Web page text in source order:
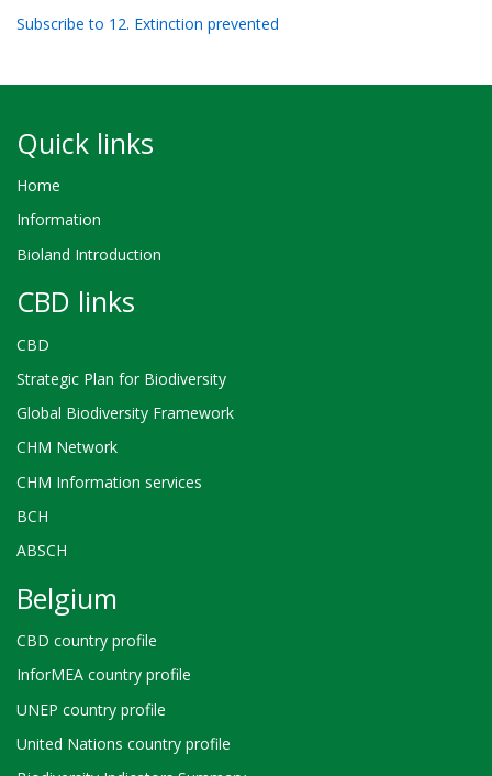
République Démocratique du Congo et dans la province de
Subscribe to 12. Extinction prevented
Quick links
Home
Information
Bioland Introduction
CBD links
CBD
Strategic Plan for Biodiversity
Global Biodiversity Framework
CHM Network
CHM Information services
BCH
ABSCH
Belgium
CBD country profile
InforMEA country profile
UNEP country profile
United Nations country profile